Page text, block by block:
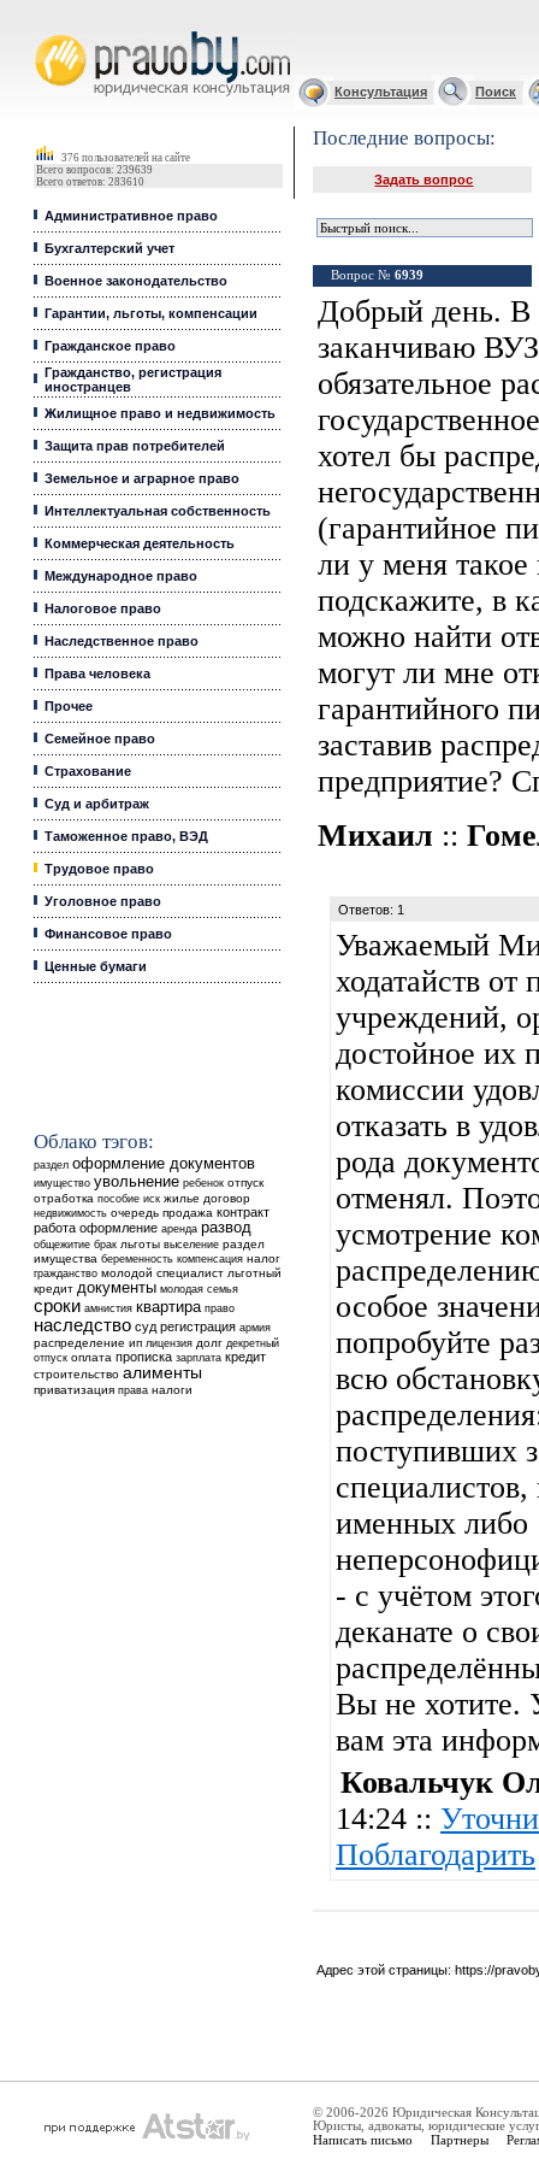
Консультация Поиск
376 пользователей на сайте
Всего вопросов: 239639
Всего ответов: 283610
Административное право
Бухгалтерский учет
Военное законодательство
Гарантии, льготы, компенсации
Гражданское право
Гражданство, регистрация
иностранцев
Жилищное право и недвижимость
Защита прав потребителей
Земельное и аграрное право
Интеллектуальная собственность
Коммерческая деятельность
Международное право
Налоговое право
Наследственное право
Права человека
Прочее
Семейное право
Страхование
Суд и арбитраж
Таможенное право, ВЭД
Трудовое право
Уголовное право
Финансовое право
Ценные бумаги
Облако тэгов:
раздел оформление документов
имущество увольнение ребенок отпуск
отработка пособие иск жилье договор
недвижимость очередь продажа контракт
работа оформление аренда развод
общежитие брак льготы выселение раздел
имущества беременность компенсация налог
гражданство молодой специалист льготный
кредит документы молодая семья
сроки амнистия квартира право
наследство суд регистрация армия
распределение ип лицензия долг декретный
отпуск оплата прописка зарплата кредит
строительство алименты
приватизация права налоги
Последние вопросы:
Задать вопрос
Вопрос № 6939
Добрый день. В
заканчиваю
обязательное
хотел бы
(гарантийное
ли у меня
подскажите, в
можно найти
могут ли мне
гарантийного
заставив
предприятие?
Михаил ::
Ответов: 1
Уважаемый
ходатайств от
учреждений,
достойное их
комиссии
отказать в
рода
отменял.
усмотрение
особое
попробуйте
всю
поступивших
именных либо
- с учётом
деканате о
Вы не хотите.
вам эта
Ковальчук
14:24 ::
Поблагодарить
Адрес этой страницы: https://
© 2006-2026 Юридическая
Юристы, адвокаты, юридические
Написать письмо Партнеры